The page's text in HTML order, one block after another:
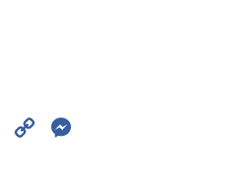
W
C